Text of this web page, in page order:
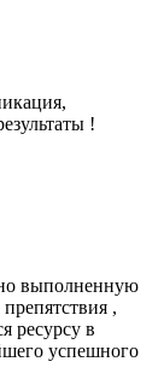
!
выполненную
,
ресурсу в
успешного